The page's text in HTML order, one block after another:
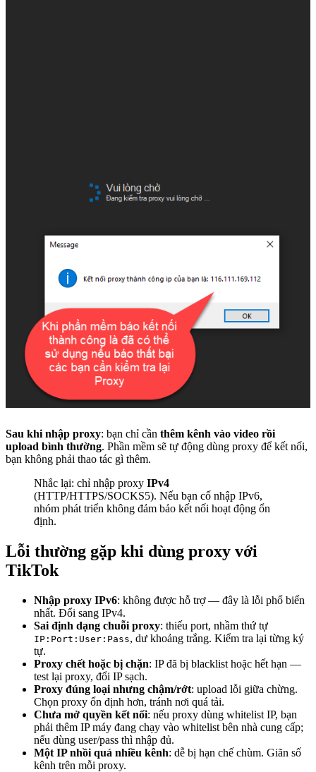
Sau khi nhập proxy: bạn chỉ cần thêm kênh vào video rồi
upload bình thường. Phần mềm sẽ tự động dùng proxy để kết nối,
bạn không phải thao tác gì thêm.
Nhắc lại: chỉ nhập proxy IPv4
(HTTP/HTTPS/SOCKS5). Nếu bạn cố nhập IPv6,
nhóm phát triển không đảm bảo kết nối hoạt động ổn
định.
Lỗi thường gặp khi dùng proxy với
TikTok
Nhập proxy IPv6: không được hỗ trợ — đây là lỗi phổ biến
nhất. Đổi sang IPv4.
Sai định dạng chuỗi proxy: thiếu port, nhầm thứ tự
IP:Port:User:Pass, dư khoảng trắng. Kiểm tra lại từng ký
tự.
Proxy chết hoặc bị chặn: IP đã bị blacklist hoặc hết hạn —
test lại proxy, đổi IP sạch.
Proxy đúng loại nhưng chậm/rớt: upload lỗi giữa chừng.
Chọn proxy ổn định hơn, tránh nơi quá tải.
Chưa mở quyền kết nối: nếu proxy dùng whitelist IP, bạn
phải thêm IP máy đang chạy vào whitelist bên nhà cung cấp;
nếu dùng user/pass thì nhập đủ.
Một IP nhồi quá nhiều kênh: dễ bị hạn chế chùm. Giãn số
kênh trên mỗi proxy.